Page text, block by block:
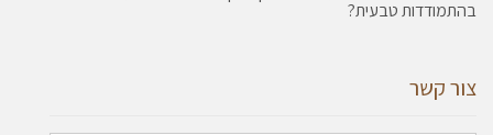
בהתמודדות טבעית?
צור קשר